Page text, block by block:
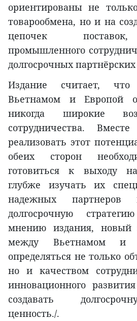
ориентированы не
товарообмена, но и на
цепочек
промышленного
долгосрочных
Издание считает, что
Вьетнамом и Европой
никогда широкие
сотрудничества.
реализовать этот
обеих сторон
готовиться к выходу
глубже изучать их
надежных партнеров
долгосрочную
мнению издания, новый
между Вьетнамом и
определяться не только
но и качеством
инновационного
создавать
ценность./.